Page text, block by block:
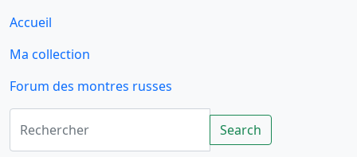
Accueil
Ma collection
Forum des montres russes
Rechercher
Search